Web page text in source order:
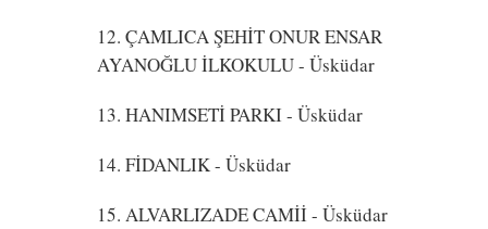
12. ÇAMLICA ŞEHİT ONUR ENSAR
AYANOĞLU İLKOKULU- Üsküdar
13. HANIMSETİ PARKI- Üsküdar
14. FİDANLIK- Üsküdar
15. ALVARLIZADE CAMİİ- Üsküdar